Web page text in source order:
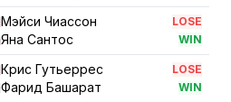
Мэйси Чиассон LOSE
Яна Сантос WIN
Крис Гутьеррес LOSE
Фарид Башарат WIN